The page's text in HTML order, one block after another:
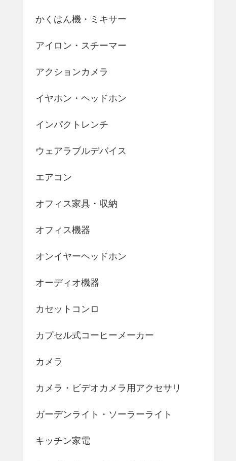
かくはん機・ミキサー
アイロン・スチーマー
アクションカメラ
イヤホン・ヘッドホン
インパクトレンチ
ウェアラブルデバイス
エアコン
オフィス家具・収納
オフィス機器
オンイヤーヘッドホン
オーディオ機器
カセットコンロ
カプセル式コーヒーメーカー
カメラ
カメラ・ビデオカメラ用アクセサリ
ガーデンライト・ソーラーライト
キッチン家電